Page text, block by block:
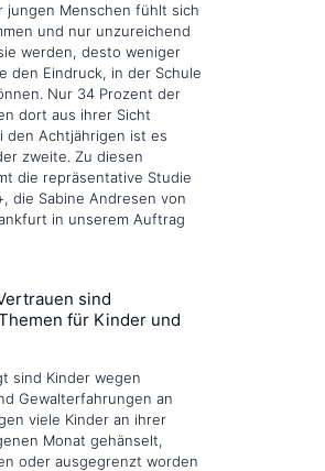
jungen Menschen fühlt sich
und nur unzureichend
werden, desto weniger
den Eindruck, in der Schule
Nur 34 Prozent der
dort aus ihrer Sicht
den Achtjährigen ist es
zweite. Zu diesen
die repräsentative Studie
die Sabine Andresen von
in unserem Auftrag
sind
für Kinder und
sind Kinder wegen
Gewalterfahrungen an
viele Kinder an ihrer
Monat gehänselt,
oder ausgegrenzt worden